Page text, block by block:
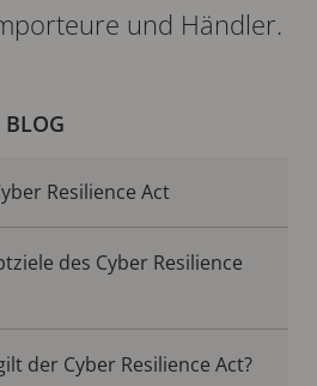
und Händler.
Resilience Act
des Cyber Resilience
der Cyber Resilience Act?